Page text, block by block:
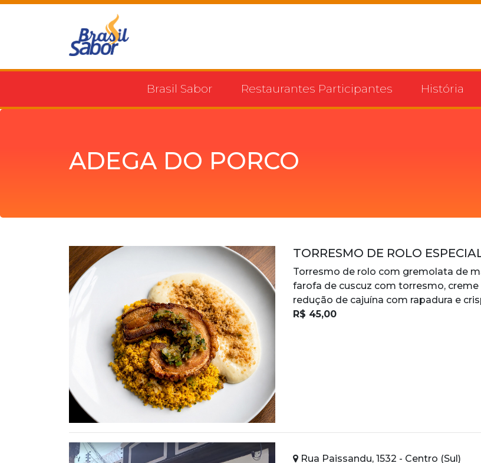
Brasil Sabor Restaurantes Participantes História
ADEGA DO PORCO
TORRESMO DE ROLO
Torresmo de rolo com gremolata de
farofa de cuscuz com torresmo, creme
redução de cajuína com rapadura e
R$ 45,00
Rua Paissandu, 1532 - Centro (Sul)